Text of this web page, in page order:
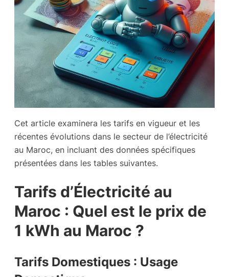
Cet article examinera les tarifs en vigueur et les
récentes évolutions dans le secteur de l’électricité
au Maroc, en incluant des données spécifiques
présentées dans les tables suivantes.
Tarifs d’Électricité au
Maroc : Quel est le prix de
1 kWh au Maroc ?
Tarifs Domestiques : Usage